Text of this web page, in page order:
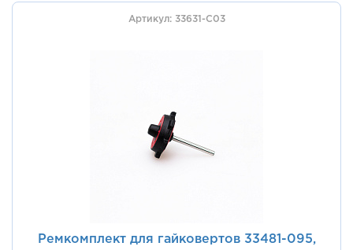
Артикул: 33631-C03
Ремкомплект для гайковертов 33481-095,